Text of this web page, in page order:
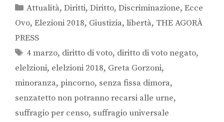
Attualità,Diritti,Diritto,Discriminazione,Ecce
Ovo, Elezioni 2018, Giustizia, libertà, THE AGORÀ
PRESS
4 marzo, diritto di voto, diritto di voto negato,
elelzioni, elelzioni 2018, Greta Gorzoni,
minoranza, pincorno, senza fissa dimora,
senzatetto non potranno recarsi alle urne,
suffragio per censo, suffragio universale